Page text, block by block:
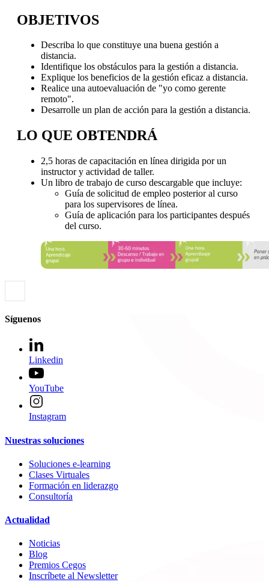
OBJETIVOS
Describa lo que constituye una buena gestión a
distancia.
Identifique los obstáculos para la gestión a distancia.
Explique los beneficios de la gestión eficaz a distancia.
Realice una autoevaluación de "yo como gerente
remoto".
Desarrolle un plan de acción para la gestión a distancia.
LO QUE OBTENDRÁ
2,5 horas de capacitación en línea dirigida por un
instructor y actividad de taller.
Un libro de trabajo de curso descargable que incluye:
Guía de solicitud de empleo posterior al curso
para los supervisores de línea.
Guía de aplicación para los participantes después
del curso.
Síguenos
Linkedin
YouTube
Instagram
Nuestras soluciones
Soluciones e-learning
Clases Virtuales
Formación en liderazgo
Consultoría
Actualidad
Noticias
Blog
Premios Cegos
Inscríbete al Newsletter